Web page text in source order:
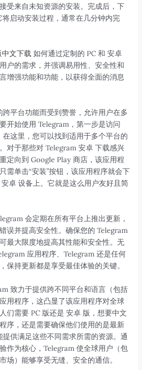
受来自未知资源的安装。完成后，下
将启动安装过程，通常在几分钟内完
文下载 如何通过定制的 PC 和 安卓
户的需求，并强调易用性、安全性和
增强功能和功能，以获得全面的消息
平台功能而受到赞誉，允许用户在多
开始使用 Telegram，第一步是访问
这里，您可以找到适用于多个平台的
对于那些对 Telegram 安卓 下载感兴
定向到 Google Play 商店，该应用程
需单击“安装”按钮，该应用程序就会下
卓 设备上。它就是这么用户友好且简
会定期在所有平台上推出更新，
误并提高安全性。确保您的 Telegram
最大限度地提高其性能和安全性。无
应用程序、Telegram 还是任何
保持更新都是享受最佳体验的关键。
致力于提供跨不同平台和语言（包括
用程序，这凸显了该应用程序对全球
们需要 PC 版还是 安卓 版，想要中文
序，还是需要确保他们使用的是最新
供满足这些不同需求所需的资源。通
作为核心，Telegram 使全球用户（包
场）能够享受无缝、安全的通信。